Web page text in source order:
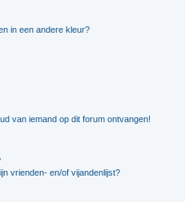
in een andere kleur?
van iemand op dit forum ontvangen!
vrienden- en/of vijandenlijst?